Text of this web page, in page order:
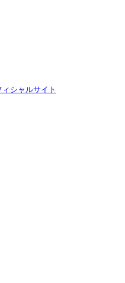
シャルサイト